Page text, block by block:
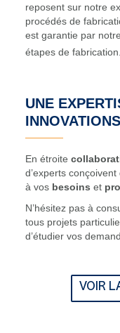
reposent sur notre
procédés de
est garantie par
étapes de fabrication.
UNE
INNOVATIONS
En étroite
d’experts
à vos besoins et
N’hésitez pas à
tous projets
d’étudier vos
VOIR